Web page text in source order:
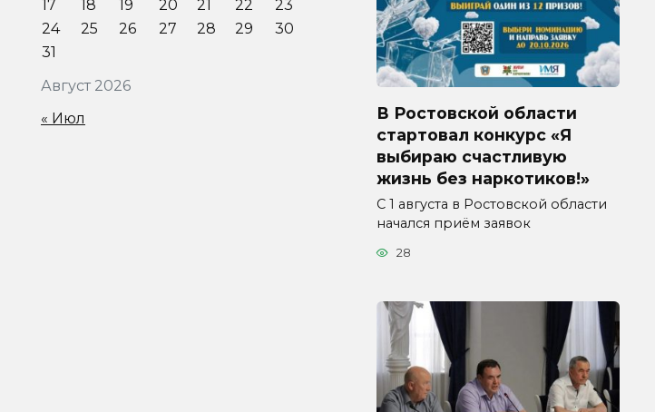
В Ростовской области
стартовал конкурс «Я
выбираю счастливую
жизнь без наркотиков!»
С 1 августа в Ростовской области
начался приём заявок
28
Август 2026
17
18 19 20 21 22
23
24
25 26 27 28 29
30
31
« Июл